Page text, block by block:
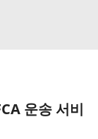
운송 서비